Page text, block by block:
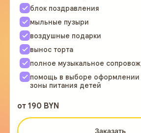
блок поздравления
мыльные пузыри
воздушные подарки
вынос торта
полное музыкальное
помощь в выборе
зоны питания детей
от 190 BYN
Заказать